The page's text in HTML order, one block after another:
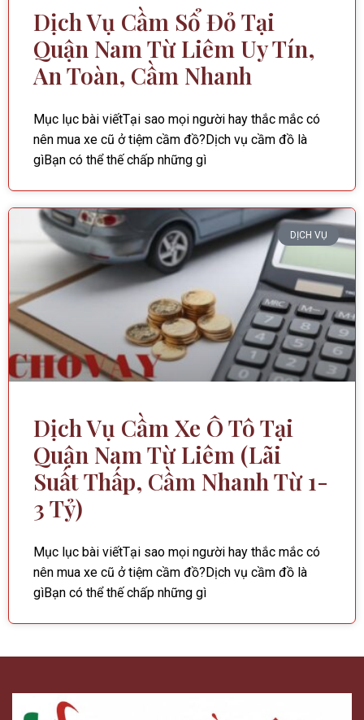
Dịch Vụ Cầm Sổ Đỏ Tại
Quận Nam Từ Liêm Uy Tín,
An Toàn, Cầm Nhanh
Mục lục bài viếtTại sao mọi người hay thắc mắc có
nên mua xe cũ ở tiệm cầm đồ?Dịch vụ cầm đồ là
gìBạn có thể thế chấp những gì
DỊCH VỤ
Dịch Vụ Cầm Xe Ô Tô Tại
Quận Nam Từ Liêm (Lãi
Suất Thấp, Cầm Nhanh Từ 1-
3 Tỷ)
Mục lục bài viếtTại sao mọi người hay thắc mắc có
nên mua xe cũ ở tiệm cầm đồ?Dịch vụ cầm đồ là
gìBạn có thể thế chấp những gì